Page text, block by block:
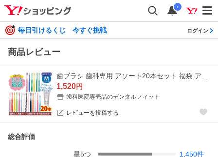
i
毎日引けるくじ 今すぐ挑戦 ログイン
商品レビュー
1,520円
歯科医院専売品のデンタルフィット
レビューを投稿する
総合評価
星5つ 1,450件